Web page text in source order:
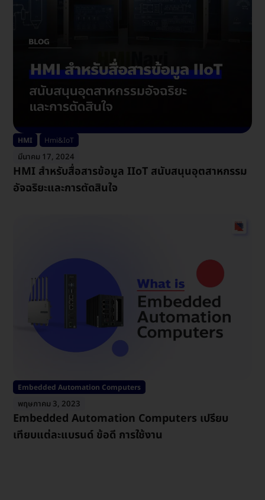
HMI Hmi&IoT
มีนาคม 17, 2024
HMI สำหรับสื่อสารข้อมูล IIoT สนับสนุนอุตสาหกรรม
อัจฉริยะและการตัดสินใจ
Embedded Automation Computers
พฤษภาคม 3, 2023
Embedded Automation Computers เปรียบ
เทียบแต่ละแบรนด์ ข้อดี การใช้งาน